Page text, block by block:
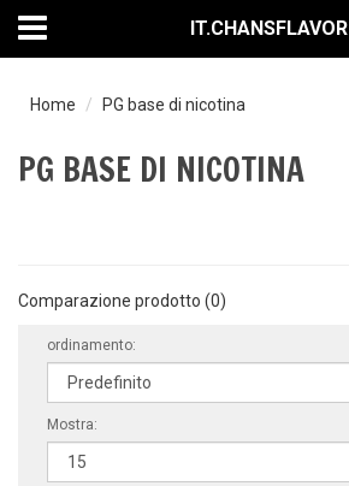
IT.CHANSFLAVOR
Home PG base di nicotina
PG BASE DI NICOTINA
Comparazione prodotto (0)
ordinamento:
Mostra: